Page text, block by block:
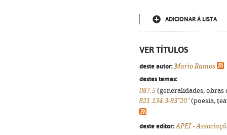
ADICIONAR À LISTA
VER TÍTULOS
deste autor: Mario Ramos
destes temas:
087.5 (generalidades,
821.134.3-93"20"(poesia,
deste editor: APEI -